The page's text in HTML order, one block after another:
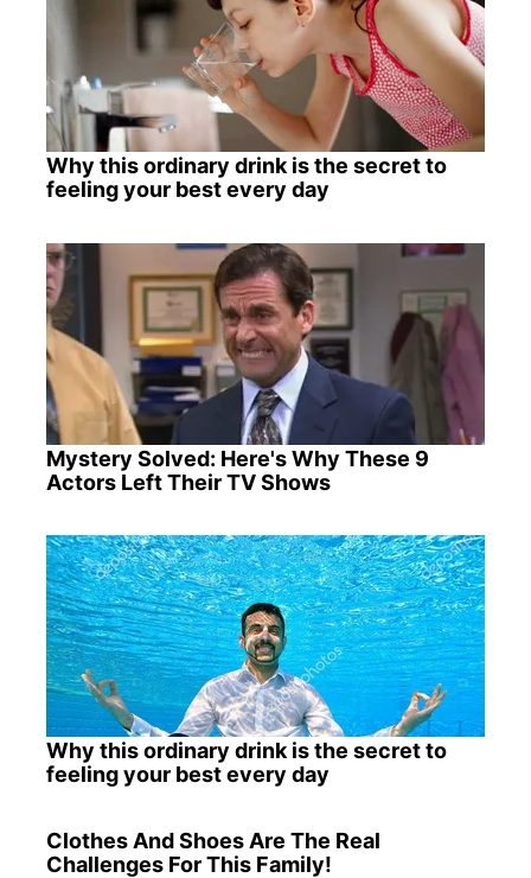
Why this ordinary drink is the secret to
feeling your best every day
Mystery Solved: Here's Why These 9
Actors Left Their TV Shows
Why this ordinary drink is the secret to
feeling your best every day
Clothes And Shoes Are The Real
Challenges For This Family!